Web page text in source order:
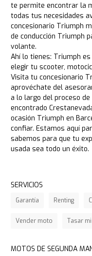
te permite encontrar la
todas tus necesidades
concesionario Triumph
de conducción Triumph
volante.
Ahí lo tienes: Triumph
elegir tu scooter,
Visita tu concesionario
aprovéchate del
a lo largo del proceso de
encontrado
ocasión Triumph en
confiar. Estamos aquí
sabemos para que tu
usada sea todo un éxito.
SERVICIOS
Garantía Renting
Vender moto Tasar
MOTOS DE SEGUNDA